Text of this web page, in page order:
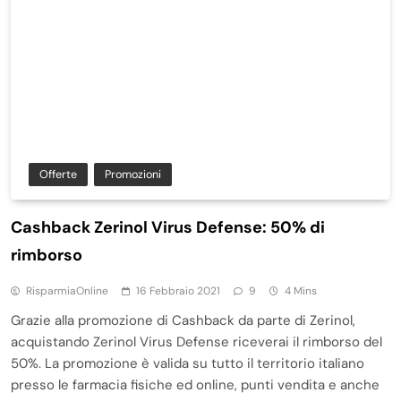
Offerte Promozioni
Cashback Zerinol Virus Defense: 50% di
rimborso
RisparmiaOnline 16 Febbraio 2021 9 4 Mins
Grazie alla promozione di Cashback da parte di Zerinol,
acquistando Zerinol Virus Defense riceverai il rimborso del
50%. La promozione è valida su tutto il territorio italiano
presso le farmacia fisiche ed online, punti vendita e anche